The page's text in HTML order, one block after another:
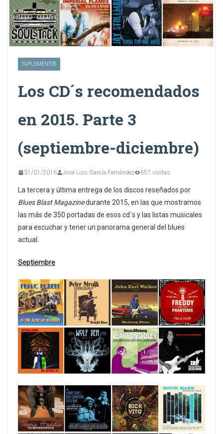
SUPLEMENTOS
Los CD´s recomendados
en 2015. Parte 3
(septiembre-diciembre)
31/01/2016 José Luis García Fernández 657 visitas
La tercera y última entrega de los discos reseñados por
Blues Blast Magazinedurante 2015, en las que mostramos
las más de 350 portadas de esos cd´s y las listas musicales
para escuchar y tener un panorama general del blues
actual.
Septiembre